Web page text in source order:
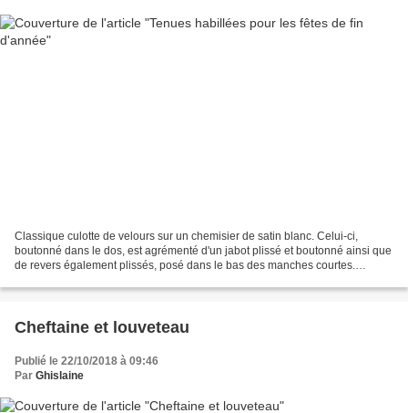
Classique culotte de velours sur un chemisier de satin blanc. Celui-ci,
boutonné dans le dos, est agrémenté d'un jabot plissé et boutonné ainsi que
de revers également plissés, posé dans le bas des manches courtes.
Cheftaine et louveteau
Publié le 22/10/2018 à 09:46
Par Ghislaine